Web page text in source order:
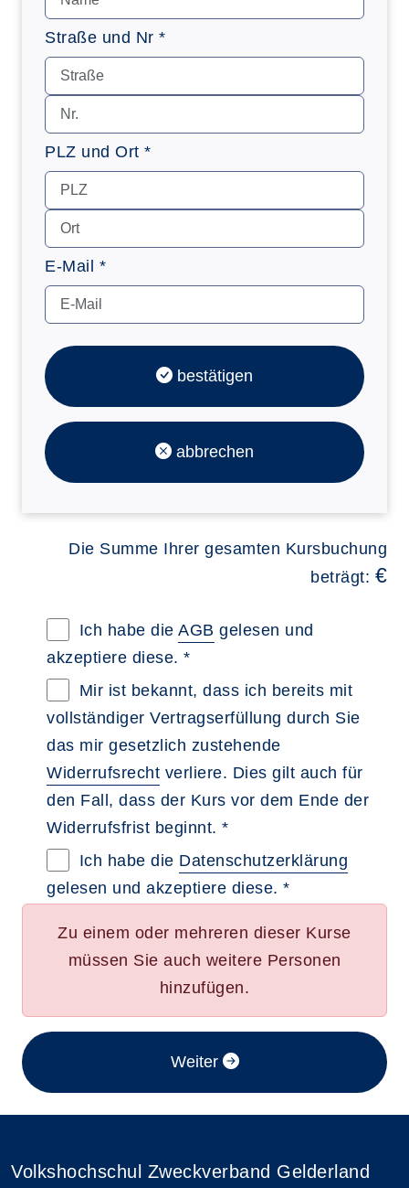
Straße und Nr *
PLZ und Ort *
E-Mail *
bestätigen
abbrechen
Die Summe Ihrer gesamten Kursbuchung
beträgt: €
Allgemeine Geschäftsbedingungen im
Ich habe die AGB gelesen und
akzeptiere diese. *
Widerrufsbelehrung im neuen Browsertab
Mir ist bekannt, dass ich bereits mit
vollständiger Vertragserfüllung durch Sie
das mir gesetzlich zustehende
Widerrufsrecht verliere. Dies gilt auch für
den Fall, dass der Kurs vor dem Ende der
Widerrufsfrist beginnt. *
Datenschutzerklärung im neuen
Ich habe die Datenschutzerklärung
gelesen und akzeptiere diese. *
Zu einem oder mehreren dieser Kurse
müssen Sie auch weitere Personen
hinzufügen.
Weiter im Anmeldeverfahren
Volkshochschul Zweckverband Gelderland